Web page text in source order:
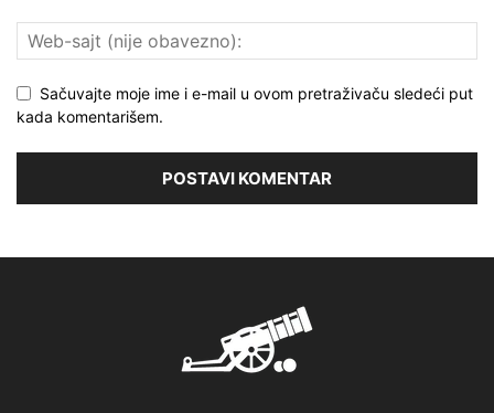
Sačuvajte moje ime i e-mail u ovom pretraživaču sledeći put
kada komentarišem.